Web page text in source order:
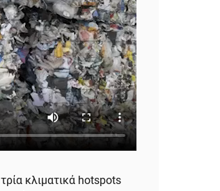
κλιματικά hotspots